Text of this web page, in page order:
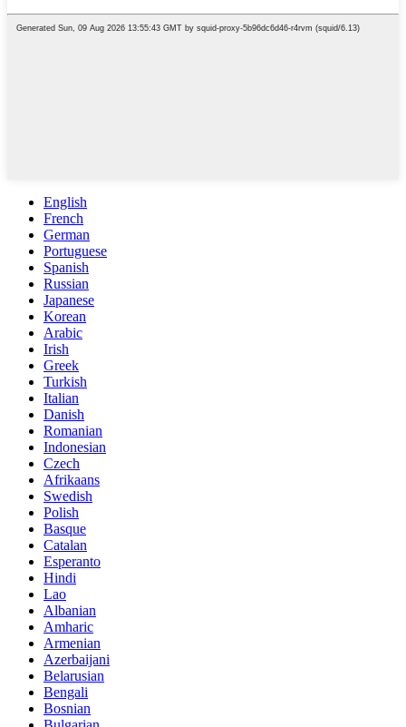
English
French
German
Portuguese
Spanish
Russian
Japanese
Korean
Arabic
Irish
Greek
Turkish
Italian
Danish
Romanian
Indonesian
Czech
Afrikaans
Swedish
Polish
Basque
Catalan
Esperanto
Hindi
Lao
Albanian
Amharic
Armenian
Azerbaijani
Belarusian
Bengali
Bosnian